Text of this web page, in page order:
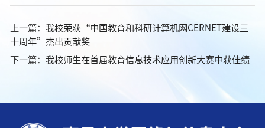
上一篇： 我校荣获“中国教育和科研计算机网CERNET建设三
十周年”杰出贡献奖
下一篇： 我校师生在首届教育信息技术应用创新大赛中获佳绩